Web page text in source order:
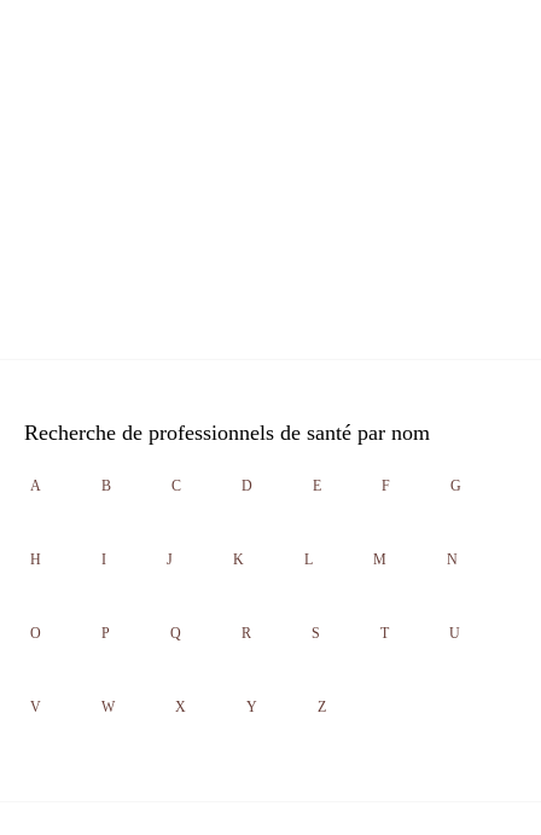
Recherche de professionnels de santé par nom
A B C D E F G
H I J K L M N
O P Q R S T U
V W X Y Z